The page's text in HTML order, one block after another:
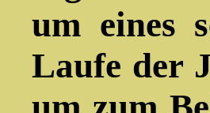
um eines
Laufe der